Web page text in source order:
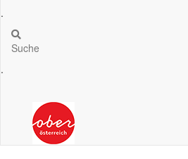
.
Suche
.